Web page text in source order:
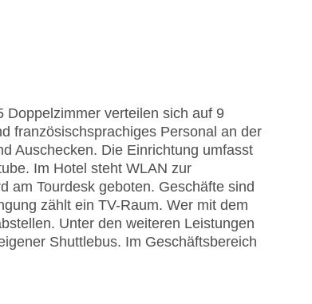
Doppelzimmer verteilen sich auf 9
französischsprachiges Personal an der
Auschecken. Die Einrichtung umfasst
Im Hotel steht WLAN zur
am Tourdesk geboten. Geschäfte sind
zählt ein TV-Raum. Wer mit dem
Unter den weiteren Leistungen
Shuttlebus. Im Geschäftsbereich